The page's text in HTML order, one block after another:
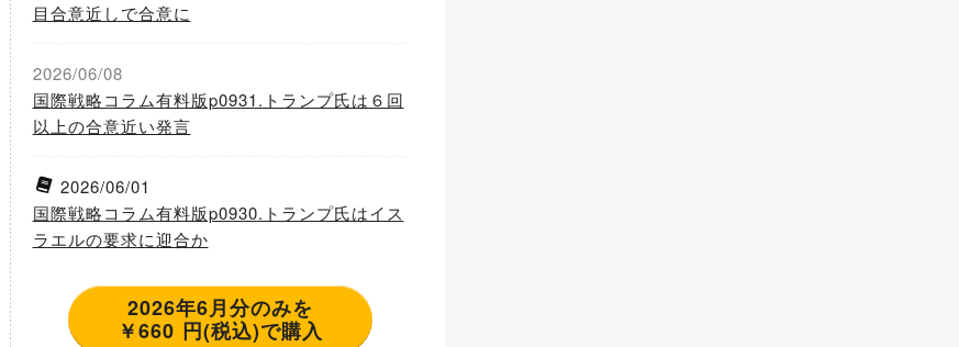
目合意近しで合意に
2026/06/08
国際戦略コラム有料版p0931.トランプ氏は６回
以上の合意近い発言
2026/06/01
国際戦略コラム有料版p0930.トランプ氏はイス
ラエルの要求に迎合か
2026年6月分のみを
￥660 円(税込)で購入